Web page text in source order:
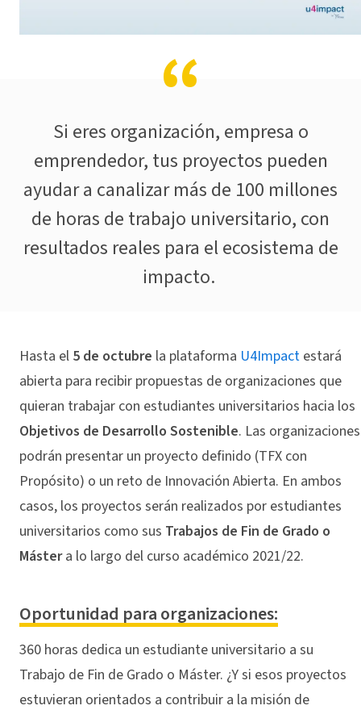
Si eres organización, empresa o
emprendedor, tus proyectos pueden
ayudar a canalizar más de 100 millones
de horas de trabajo universitario, con
resultados reales para el ecosistema de
impacto.
Hasta el 5 de octubre la plataforma U4Impact estará
abierta para recibir propuestas de organizaciones que
quieran trabajar con estudiantes universitarios hacia los
Objetivos de Desarrollo Sostenible. Las organizaciones
podrán presentar un proyecto definido (TFX con
Propósito) o un reto de Innovación Abierta. En ambos
casos, los proyectos serán realizados por estudiantes
universitarios como sus Trabajos de Fin de Grado o
Mástera lo largo del curso académico 2021/22.
Oportunidad para organizaciones:
360 horas dedica un estudiante universitario a su
Trabajo de Fin de Grado o Máster. ¿Y si esos proyectos
estuvieran orientados a contribuir a la misión de